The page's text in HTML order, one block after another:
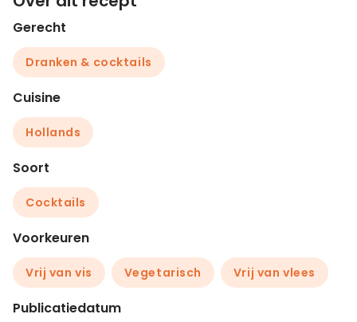
Gerecht
Dranken & cocktails
Cuisine
Hollands
Soort
Cocktails
Voorkeuren
Vrij van vis Vegetarisch Vrij van vlees
Publicatiedatum